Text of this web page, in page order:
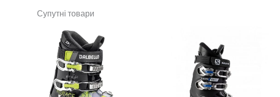
Колір
Ширина
Розмір 26.5
Супутні товари